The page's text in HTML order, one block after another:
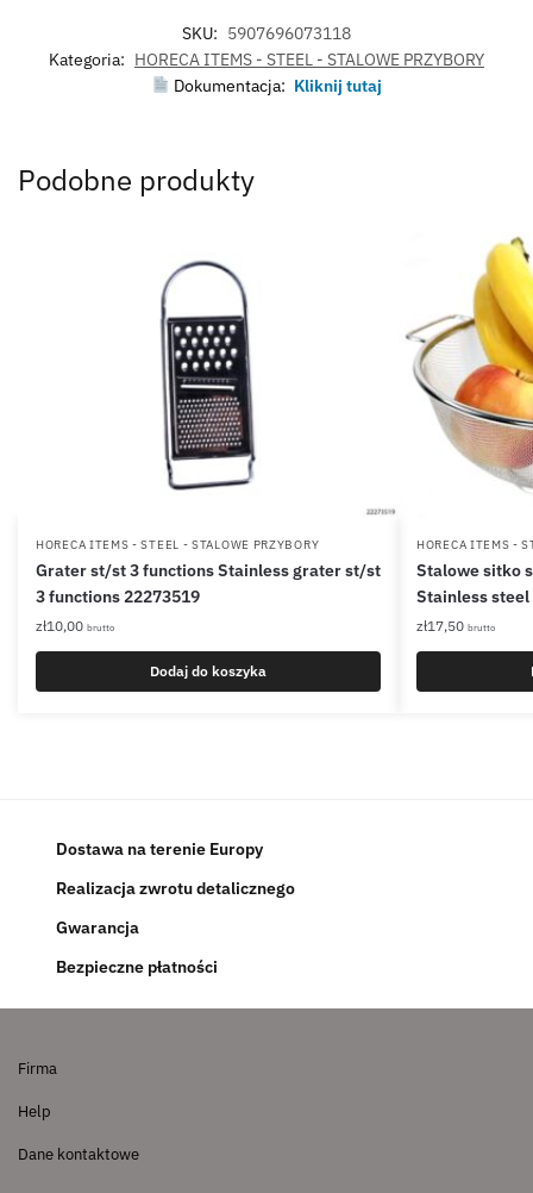
SKU: 5907696073118
Kategoria: HORECA ITEMS - STEEL - STALOWE PRZYBORY
Dokumentacja: Kliknij tutaj
Podobne produkty
HORECA ITEMS - STEEL - STALOWE PRZYBORY
Grater st/st 3 functions Stainless grater st/st
3 functions 22273519
zł10,00 brutto
Dodaj do koszyka
HORECA ITEMS -
Stalowe sitko
Stainless
zł17,50 brutto
Dostawa na terenie Europy
Realizacja zwrotu detalicznego
Gwarancja
Bezpieczne płatności
Firma
Help
Dane kontaktowe